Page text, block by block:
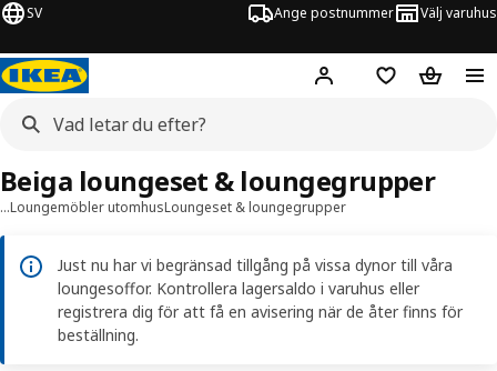
SV Ange postnummer Välj varuhus
Hej! Logga inInköpslistaVarukorg
…Loungemöbler utomhusLoungeset & loungegrupper
Just nu har vi begränsad tillgång på vissa dynor till våra
loungesoffor. Kontrollera lagersaldo i varuhus eller
registrera dig för att få en avisering när de åter finns för
beställning.
Beiga loungeset & loungegrupper